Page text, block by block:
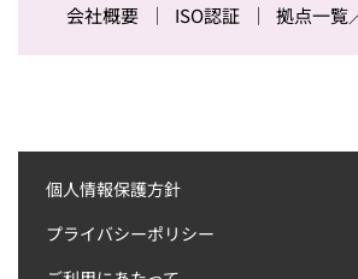
会社概要 ISO認証 拠点一覧
個人情報保護方針
プライバシーポリシー